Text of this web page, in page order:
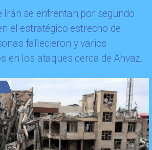
Irán se enfrentan por segundo
el estratégico estrecho de
fallecieron y varios
en los ataques cerca de Ahvaz.